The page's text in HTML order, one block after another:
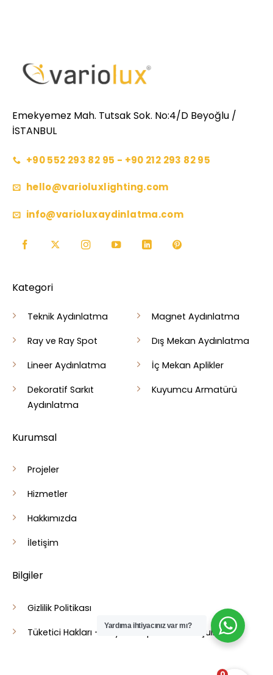
Emekyemez Mah. Tutsak Sok. No:4/D Beyoğlu /
İSTANBUL
+90 552 293 82 95 - +90 212 293 82 95
hello@varioluxlighting.com
info@varioluxaydinlatma.com
Kategori
Teknik Aydınlatma
Ray ve Ray Spot
Lineer Aydınlatma
Dekoratif Sarkıt
Aydınlatma
Magnet Aydınlatma
Dış Mekan Aydınlatma
İç Mekan Aplikler
Kuyumcu Armatürü
Kurumsal
Projeler
Hizmetler
Hakkımızda
İletişim
Bilgiler
Gizlilik Politikası
Tüketici Hakları - Cayma - İptal İade Koşulları
Yardıma ihtiyacınız var mı?